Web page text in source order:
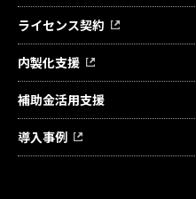
ライセンス契約
内製化支援
補助金活用支援
導入事例